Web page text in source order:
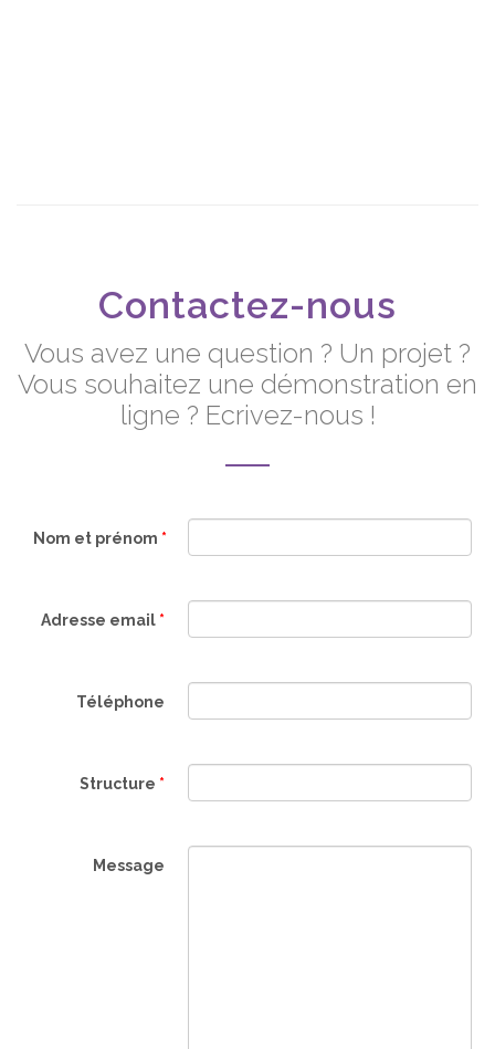
Contactez-nous
Vous avez une question ? Un projet ?
Vous souhaitez une démonstration en
ligne ? Ecrivez-nous !
Nom et prénom *
Adresse email *
Téléphone
Structure *
Message